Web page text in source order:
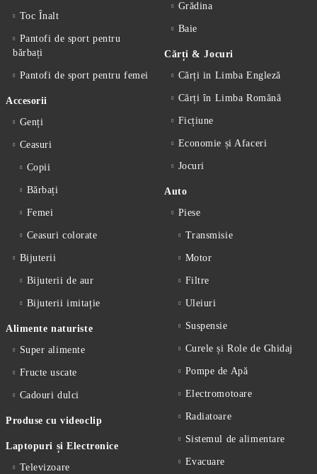
Toc Înalt
Pantofi de sport pentru
bărbați
Pantofi de sport pentru femei
Accesorii
Genți
Ceasuri
Copii
Bărbați
Femei
Ceasuri colorate
Bijuterii
Bijuterii de aur
Bijuterii imitație
Alimente naturiste
Super alimente
Fructe uscate
Cadouri dulci
Produse cu videoclip
Laptopuri și Electronice
Televizoare
Grădina
Baie
Cărți & Jocuri
Cărți in Limba Engleză
Cărți în Limba Romănă
Ficțiune
Economie și Afaceri
Jocuri
Auto
Piese
Transmisie
Motor
Filtre
Uleiuri
Suspensie
Curele și Role de Ghidaj
Pompe de Apă
Electromotoare
Radiatoare
Sistemul de alimentare
Evacuare